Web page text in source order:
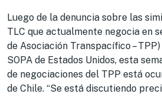
Luego de la denuncia sobre las
TLC que actualmente negocia en
de Asociación Transpacífico –
SOPA de Estados Unidos, esta
de negociaciones del TPP está
de Chile. “Se está discutiendo